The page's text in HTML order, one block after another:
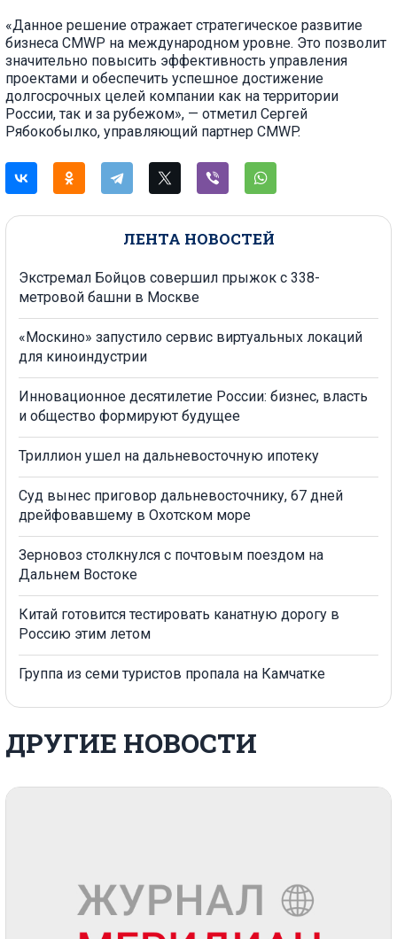
ЛЕНТА НОВОСТЕЙ
Экстремал Бойцов совершил прыжок с 338-
метровой башни в Москве
«Москино» запустило сервис виртуальных локаций
для киноиндустрии
Инновационное десятилетие России: бизнес, власть
и общество формируют будущее
Триллион ушел на дальневосточную ипотеку
Суд вынес приговор дальневосточнику, 67 дней
дрейфовавшему в Охотском море
Зерновоз столкнулся с почтовым поездом на
Дальнем Востоке
Китай готовится тестировать канатную дорогу в
Россию этим летом
Группа из семи туристов пропала на Камчатке
«Данное решение отражает стратегическое развитие
бизнеса CMWP на международном уровне. Это позволит
значительно повысить эффективность управления
проектами и обеспечить успешное достижение
долгосрочных целей компании как на территории
России, так и за рубежом», — отметил Сергей
Рябокобылко, управляющий партнер CMWP.
ДРУГИЕ НОВОСТИ